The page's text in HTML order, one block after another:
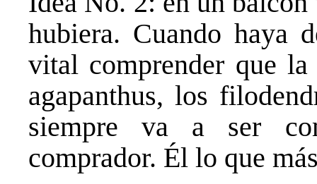
hubiera. Cuando haya
vital comprender que
agapanthus, los
siempre va a ser
comprador. Él lo que